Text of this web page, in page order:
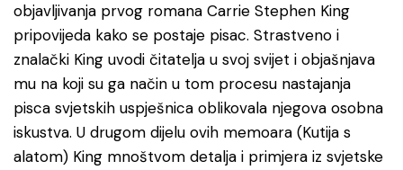
objavljivanja prvog romana Carrie Stephen King
pripovijeda kako se postaje pisac. Strastveno i
znalački King uvodi čitatelja u svoj svijet i objašnjava
mu na koji su ga način u tom procesu nastajanja
pisca svjetskih uspješnica oblikovala njegova osobna
iskustva. U drugom dijelu ovih memoara (Kutija s
alatom) King mnoštvom detalja i primjera iz svjetske